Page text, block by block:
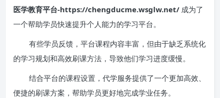
医学教育平台-https://chengducme.wsglw.net/ 成为了
一个帮助学员快速提升个人能力的学习平台。
有些学员反馈，平台课程内容丰富，但由于缺乏系统化
的学习规划和高效刷课方法，导致他们学习进度缓慢。
结合平台的课程设置，代学服务提供了一个更加高效、
便捷的刷课方案，帮助学员更好地完成学业任务。